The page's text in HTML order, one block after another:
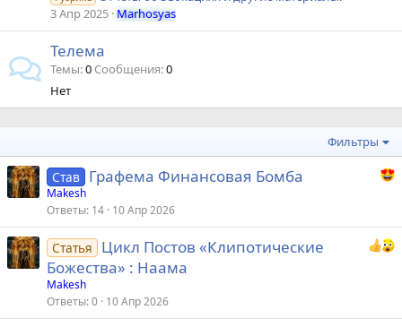
3 Апр 2025 Marhosyas
Телема
Темы 0 Сообщения 0
Нет
Фильтры
Став Графема Финансовая Бомба
Makesh
Ответы 14 10 Апр 2026
Статья
Цикл Постов «Клипотические
Божества» : Наама
Makesh
Ответы 0 10 Апр 2026